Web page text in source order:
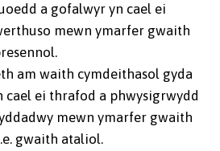
a gofalwyr yn cael ei
mewn ymarfer gwaith
am waith cymdeithasol gyda
cael ei thrafod a phwysigrwydd
mewn ymarfer gwaith
gwaith ataliol.